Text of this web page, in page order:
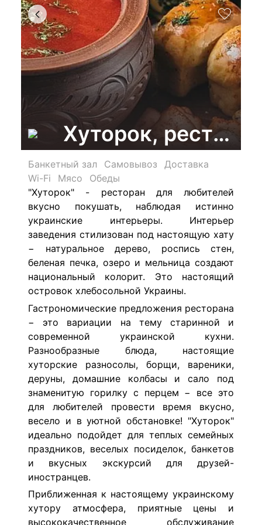
Хуторок, ресторан
Банкетный зал Самовывоз
Доставка
Wi-Fi
Мясо
Обеды
"Хуторок" - ресторан для любителей
вкусно покушать, наблюдая истинно
украинские интерьеры. Интерьер
заведения стилизован под настоящую хату
− натуральное дерево, роспись стен,
беленая печка, озеро и мельница создают
национальный колорит. Это настоящий
островок хлебосольной Украины.
Гастрономические предложения ресторана
− это вариации на тему старинной и
современной украинской кухни.
Разнообразные блюда, настоящие
хуторские разносолы, борщи, вареники,
деруны, домашние колбасы и сало под
знаменитую горилку с перцем − все это
для любителей провести время вкусно,
весело и в уютной обстановке! "Хуторок"
идеально подойдет для теплых семейных
праздников, веселых посиделок, банкетов
и вкусных экскурсий для друзей-
иностранцев.
Приближенная к настоящему украинскому
хутору атмосфера, приятные цены и
высококачественное обслуживание